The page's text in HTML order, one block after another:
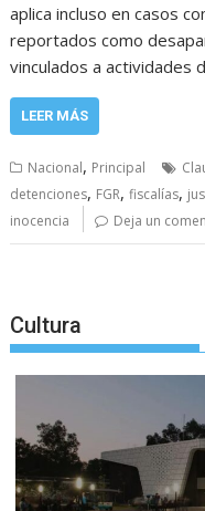
aplica incluso en casos
reportados como
vinculados a actividades
LEER MÁS
Nacional, Principal
detenciones, FGR,fiscalías,
inocencia
Deja un
Cultura